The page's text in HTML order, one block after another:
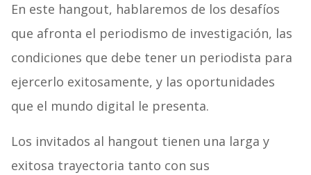
En este hangout, hablaremos de los desafíos
que afronta el periodismo de investigación, las
condiciones que debe tener un periodista para
ejercerlo exitosamente, y las oportunidades
que el mundo digital le presenta.
Los invitados al hangout tienen una larga y
exitosa trayectoria tanto con sus